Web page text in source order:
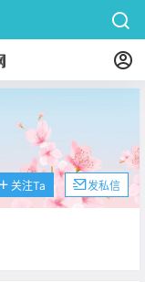
关注Ta 发私信